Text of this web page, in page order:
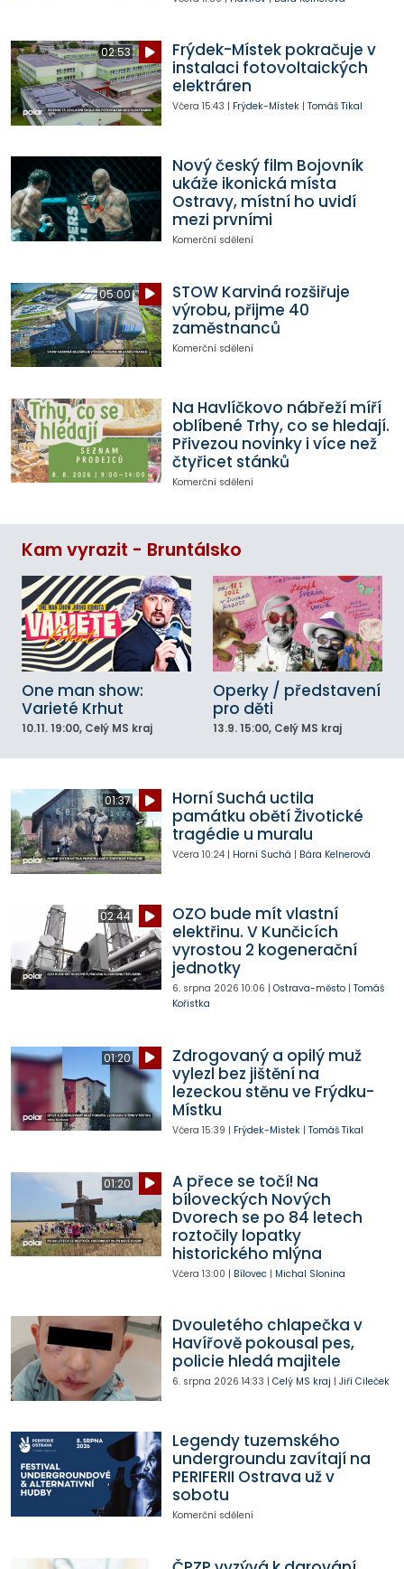
02:53
Frýdek-Místek pokračuje v
instalaci fotovoltaických
elektráren
Včera 15:43 | Frýdek-Místek| Tomáš Tikal
Nový český film Bojovník
ukáže ikonická místa
Ostravy, místní ho uvidí
mezi prvními
Komerční sdělení
05:00
STOW Karviná rozšiřuje
výrobu, přijme 40
zaměstnanců
Komerční sdělení
Na Havlíčkovo nábřeží míří
oblíbené Trhy, co se hledají.
Přivezou novinky i více než
čtyřicet stánků
Komerční sdělení
Kam vyrazit - Bruntálsko
One man show:
Varieté Krhut
10.11. 19:00, Celý MS kraj
Operky / představení
pro děti
13.9. 15:00, Celý MS kraj
01:37
Horní Suchá uctila
památku obětí Životické
tragédie u muralu
Včera 10:24| Horní Suchá | Bára Kelnerová
02:44
OZO bude mít vlastní
elektřinu. V Kunčicích
vyrostou 2 kogenerační
jednotky
6. srpna 2026 10:06 | Ostrava-město| Tomáš
Kořistka
01:20
Zdrogovaný a opilý muž
vylezl bez jištění na
lezeckou stěnu ve Frýdku-
Místku
Včera 15:39 | Frýdek-Místek| Tomáš Tikal
01:20
A přece se točí! Na
bíloveckých Nových
Dvorech se po 84 letech
roztočily lopatky
historického mlýna
Včera 13:00 | Bílovec| Michal Slonina
Dvouletého chlapečka v
Havířově pokousal pes,
policie hledá majitele
6. srpna 2026 14:33 | Celý MS kraj | Jiří Cileček
Legendy tuzemského
undergroundu zavítají na
PERIFERII Ostrava už v
sobotu
Komerční sdělení